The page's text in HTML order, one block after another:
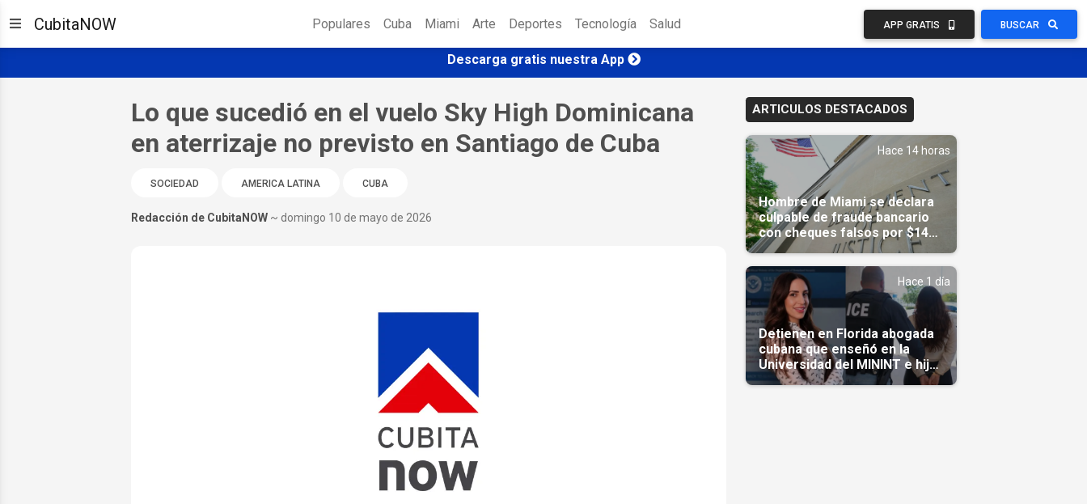
CubitaNOW Populares Cuba Miami Arte Deportes Tecnología Salud APP GRATIS BUSCAR
Descarga gratis nuestra App
Lo que sucedió en el vuelo Sky High Dominicana
en aterrizaje no previsto en Santiago de Cuba
SOCIEDAD AMERICA LATINA CUBA
Redacción de CubitaNOW ~ domingo 10 de mayo de 2026
ARTICULOS DESTACADOS
Hace 14 horas
Hombre de Miami se declara
culpable de fraude bancario
con cheques falsos por $14
millones
Hace 1 día
Detienen en Florida abogada
cubana que enseñó en la
Universidad del MININT e hija
de diplomático cubano